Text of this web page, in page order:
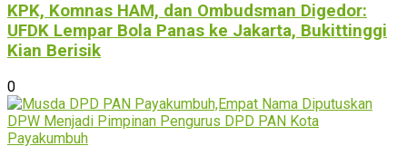
KPK, Komnas HAM, dan Ombudsman Digedor:
UFDK Lempar Bola Panas ke Jakarta, Bukittinggi
Kian Berisik
0